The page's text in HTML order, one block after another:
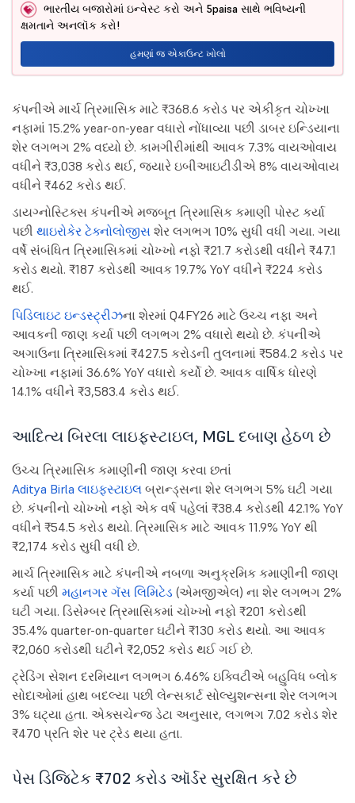
ભારતીય બજારોમાં ઇન્વેસ્ટ કરો અને 5paisa સાથે ભવિષ્યની
ક્ષમતાને અનલૉક કરો!
હમણાં જ એકાઉન્ટ ખોલો
કંપનીએ માર્ચ ત્રિમાસિક માટે ₹368.6 કરોડ પર એકીકૃત ચોખ્ખા
નફામાં 15.2% year-on-year વધારો નોંધાવ્યા પછી ડાબર ઇન્ડિયાના
શેર લગભગ 2% વધ્યો છે. કામગીરીમાંથી આવક 7.3% વાયઓવાય
વધીને ₹3,038 કરોડ થઈ, જ્યારે ઇબીઆઇટીડીએ 8% વાયઓવાય
વધીને ₹462 કરોડ થઈ.
ડાયગ્નોસ્ટિક્સ કંપનીએ મજબૂત ત્રિમાસિક કમાણી પોસ્ટ કર્યા
પછી થાઇરોકેર ટેક્નોલોજીસ શેર લગભગ 10% સુધી વધી ગયા. ગયા
વર્ષે સંબંધિત ત્રિમાસિકમાં ચોખ્ખો નફો ₹21.7 કરોડથી વધીને ₹47.1
કરોડ થયો. ₹187 કરોડથી આવક 19.7% YoY વધીને ₹224 કરોડ
થઈ.
પિડિલાઇટ ઇન્ડસ્ટ્રીઝના શેરમાં Q4FY26 માટે ઉચ્ચ નફા અને
આવકની જાણ કર્યા પછી લગભગ 2% વધારો થયો છે. કંપનીએ
અગાઉના ત્રિમાસિકમાં ₹427.5 કરોડની તુલનામાં ₹584.2 કરોડ પર
ચોખ્ખા નફામાં 36.6% YoY વધારો કર્યો છે. આવક વાર્ષિક ધોરણે
14.1% વધીને ₹3,583.4 કરોડ થઈ.
આદિત્ય બિરલા લાઇફસ્ટાઇલ, MGL દબાણ હેઠળ છે
ઉચ્ચ ત્રિમાસિક કમાણીની જાણ કરવા છતાં
Aditya Birla લાઇફસ્ટાઇલ બ્રાન્ડ્સના શેર લગભગ 5% ઘટી ગયા
છે. કંપનીનો ચોખ્ખો નફો એક વર્ષ પહેલાં ₹38.4 કરોડથી 42.1% YoY
વધીને ₹54.5 કરોડ થયો. ત્રિમાસિક માટે આવક 11.9% YoY થી
₹2,174 કરોડ સુધી વધી છે.
માર્ચ ત્રિમાસિક માટે કંપનીએ નબળા અનુક્રમિક કમાણીની જાણ
કર્યા પછી મહાનગર ગૅસ લિમિટેડ (એમજીએલ) ના શેર લગભગ 2%
ઘટી ગયા. ડિસેમ્બર ત્રિમાસિકમાં ચોખ્ખો નફો ₹201 કરોડથી
35.4% quarter-on-quarter ઘટીને ₹130 કરોડ થયો. આ આવક
₹2,060 કરોડથી ઘટીને ₹2,052 કરોડ થઈ ગઈ છે.
ટ્રેડિંગ સેશન દરમિયાન લગભગ 6.46% ઇક્વિટીએ બહુવિધ બ્લોક
સોદાઓમાં હાથ બદલ્યા પછી લેન્સકાર્ટ સોલ્યુશન્સના શેર લગભગ
3% ઘટ્યા હતા. એક્સચેન્જ ડેટા અનુસાર, લગભગ 7.02 કરોડ શેર
₹470 પ્રતિ શેર પર ટ્રેડ થયા હતા.
પેસ ડિજિટેક ₹702 કરોડ ઑર્ડર સુરક્ષિત કરે છે